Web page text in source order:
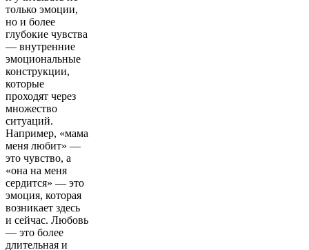
только эмоции,
но и более
глубокие чувства
— внутренние
эмоциональные
конструкции,
которые
проходят через
множество
ситуаций.
Например, «мама
меня любит» —
это чувство, а
«она на меня
сердится» — это
эмоция, которая
возникает здесь
и сейчас. Любовь
— это более
длительная и